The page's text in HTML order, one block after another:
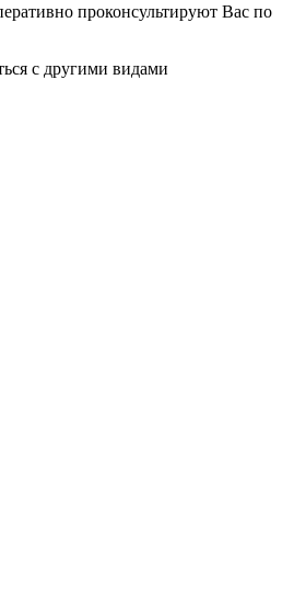
проконсультируют Вас по
с другими видами